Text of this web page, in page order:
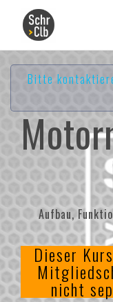
Bitte
Aufbau,
Dieser
nicht